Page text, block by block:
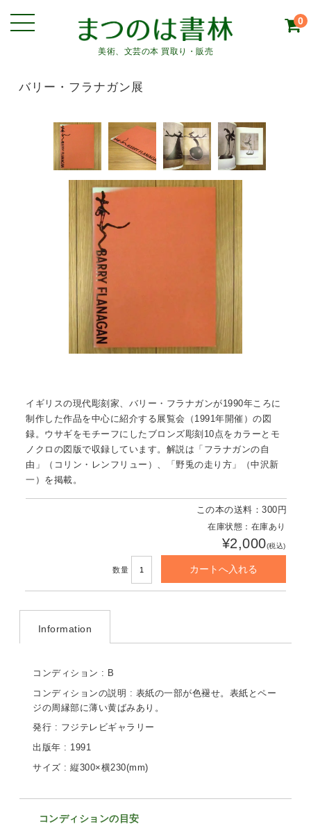
美術、文芸の本 買取り・販売
0
バリー・フラナガン展
イギリスの現代彫刻家、バリー・フラナガンが1990年ころに
制作した作品を中心に紹介する展覧会（1991年開催）の図
録。ウサギをモチーフにしたブロンズ彫刻10点をカラーとモ
ノクロの図版で収録しています。解説は「フラナガンの自
由」（コリン・レンフリュー）、「野兎の走り方」（中沢新
一）を掲載。
この本の送料：300円
在庫状態：在庫あり
¥2,000(税込)
数量
Information
コンディション : B
コンディションの説明 : 表紙の一部が色褪せ。表紙とペー
ジの周縁部に薄い黄ばみあり。
発行 : フジテレビギャラリー
出版年 : 1991
サイズ : 縦300×横230(mm)
コンディションの目安